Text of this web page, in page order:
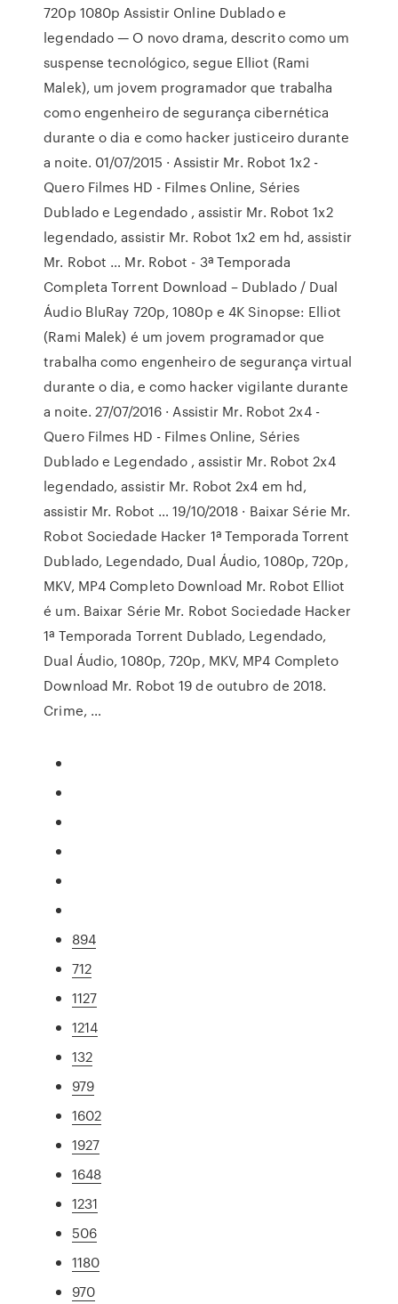
720p 1080p Assistir Online Dublado e
legendado — O novo drama, descrito como um
suspense tecnológico, segue Elliot (Rami
Malek), um jovem programador que trabalha
como engenheiro de segurança cibernética
durante o dia e como hacker justiceiro durante
a noite. 01/07/2015 · Assistir Mr. Robot 1x2 -
Quero Filmes HD - Filmes Online, Séries
Dublado e Legendado , assistir Mr. Robot 1x2
legendado, assistir Mr. Robot 1x2 em hd, assistir
Mr. Robot … Mr. Robot - 3ª Temporada
Completa Torrent Download – Dublado / Dual
Áudio BluRay 720p, 1080p e 4K Sinopse: Elliot
(Rami Malek) é um jovem programador que
trabalha como engenheiro de segurança virtual
durante o dia, e como hacker vigilante durante
a noite. 27/07/2016 · Assistir Mr. Robot 2x4 -
Quero Filmes HD - Filmes Online, Séries
Dublado e Legendado , assistir Mr. Robot 2x4
legendado, assistir Mr. Robot 2x4 em hd,
assistir Mr. Robot … 19/10/2018 · Baixar Série Mr.
Robot Sociedade Hacker 1ª Temporada Torrent
Dublado, Legendado, Dual Áudio, 1080p, 720p,
MKV, MP4 Completo Download Mr. Robot Elliot
é um. Baixar Série Mr. Robot Sociedade Hacker
1ª Temporada Torrent Dublado, Legendado,
Dual Áudio, 1080p, 720p, MKV, MP4 Completo
Download Mr. Robot 19 de outubro de 2018.
Crime, …
894
712
1127
1214
132
979
1602
1927
1648
1231
506
1180
970